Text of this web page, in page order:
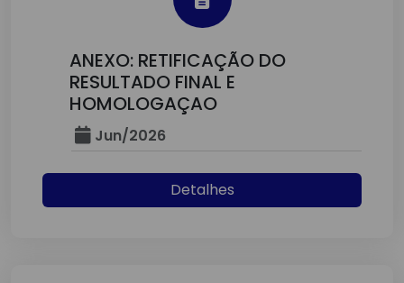
ANEXO: RETIFICAÇÃO DO
RESULTADO FINAL E
HOMOLOGAÇAO
Jun/2026
Detalhes